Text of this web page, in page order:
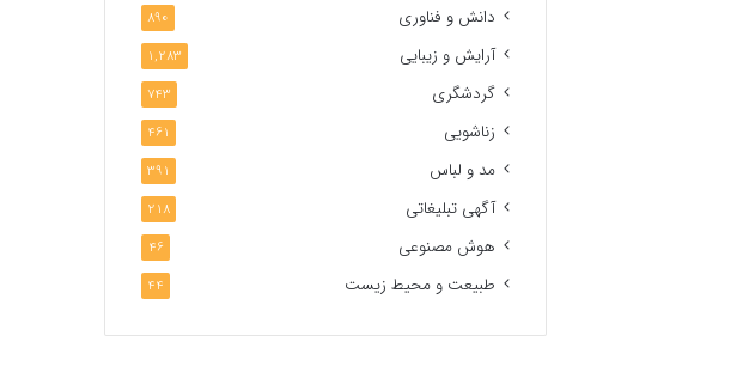
دانش و فناوری 890
آرایش و زیبایی 1,283
گردشگری 743
زناشویی 461
مد و لباس 391
آگهی تبلیغاتی 218
هوش مصنوعی 46
طبیعت و محیط زیست 44